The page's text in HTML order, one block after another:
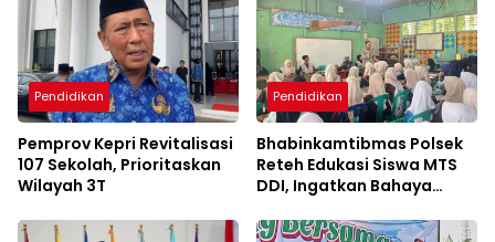
Pendidikan
Pemprov Kepri Revitalisasi
107 Sekolah, Prioritaskan
Wilayah 3T
Pendidikan
Bhabinkamtibmas Polsek
Reteh Edukasi Siswa MTS
DDI, Ingatkan Bahaya